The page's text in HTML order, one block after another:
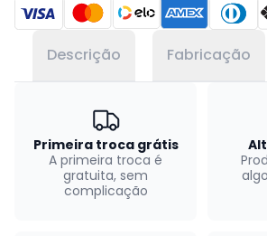
Descrição Fabricação
Primeira troca grátis
A primeira troca é
gratuita, sem
complicação